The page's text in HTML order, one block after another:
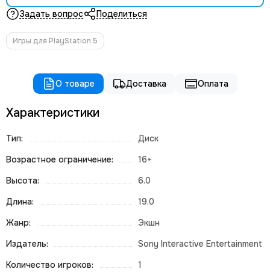
Задать вопрос Поделиться
Игры для PlayStation 5
О товаре Доставка Оплата
Характеристики
Тип:
Диск
Возрастное ограничение:
16+
Высота:
6.0
Длина:
19.0
Жанр:
Экшн
Издатель:
Sony Interactive Entertainment
Количество игроков:
1